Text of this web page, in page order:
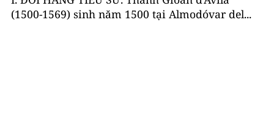
(1500-1569) sinh năm 1500 tại Almodóvar del...